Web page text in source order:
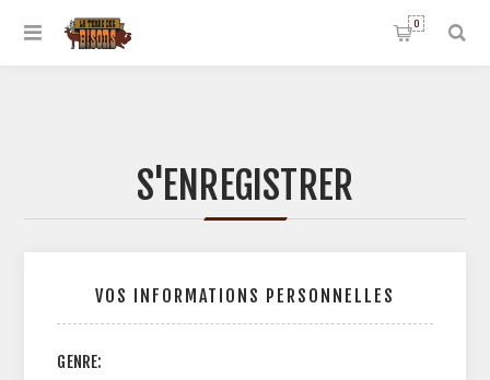
0
S'ENREGISTRER
VOS INFORMATIONS PERSONNELLES
GENRE: